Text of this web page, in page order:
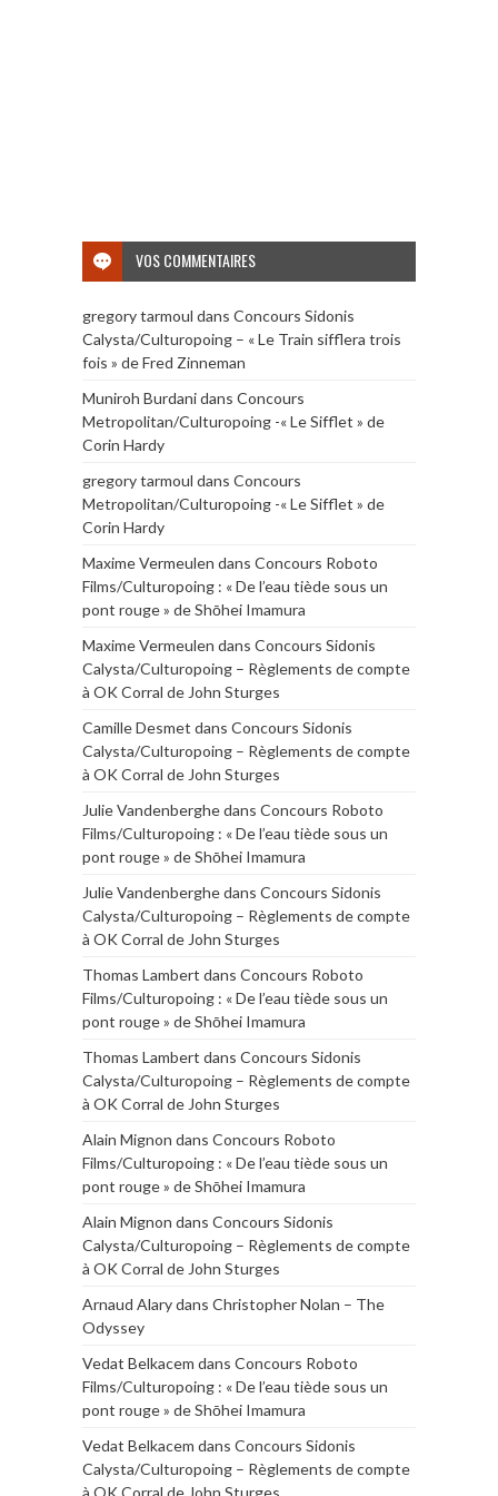
VOS COMMENTAIRES
gregory tarmoul dans Concours Sidonis
Calysta/Culturopoing – « Le Train sifflera trois
fois » de Fred Zinneman
Muniroh Burdanidans Concours
Metropolitan/Culturopoing -« Le Sifflet » de
Corin Hardy
gregory tarmoul dans Concours
Metropolitan/Culturopoing -« Le Sifflet » de
Corin Hardy
Maxime Vermeulen dans Concours Roboto
Films/Culturopoing : « De l’eau tiède sous un
pont rouge » de Shōhei Imamura
Maxime Vermeulen dans Concours Sidonis
Calysta/Culturopoing – Règlements de compte
à OK Corral de John Sturges
Camille Desmet dans Concours Sidonis
Calysta/Culturopoing – Règlements de compte
à OK Corral de John Sturges
Julie Vandenberghedans Concours Roboto
Films/Culturopoing : « De l’eau tiède sous un
pont rouge » de Shōhei Imamura
Julie Vandenberghedans Concours Sidonis
Calysta/Culturopoing – Règlements de compte
à OK Corral de John Sturges
Thomas Lambert dans Concours Roboto
Films/Culturopoing : « De l’eau tiède sous un
pont rouge » de Shōhei Imamura
Thomas Lambert dans Concours Sidonis
Calysta/Culturopoing – Règlements de compte
à OK Corral de John Sturges
Alain Mignon dans Concours Roboto
Films/Culturopoing : « De l’eau tiède sous un
pont rouge » de Shōhei Imamura
Alain Mignon dans Concours Sidonis
Calysta/Culturopoing – Règlements de compte
à OK Corral de John Sturges
Arnaud Alarydans Christopher Nolan – The
Odyssey
Vedat Belkacem dans Concours Roboto
Films/Culturopoing : « De l’eau tiède sous un
pont rouge » de Shōhei Imamura
Vedat Belkacem dans Concours Sidonis
Calysta/Culturopoing – Règlements de compte
à OK Corral de John Sturges